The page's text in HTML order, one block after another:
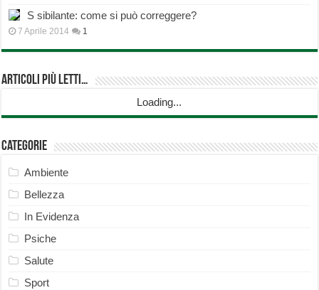
S sibilante: come si può correggere?
7 Aprile 2014 1
Articoli più Letti…
Loading...
Categorie
Ambiente
Bellezza
In Evidenza
Psiche
Salute
Sport